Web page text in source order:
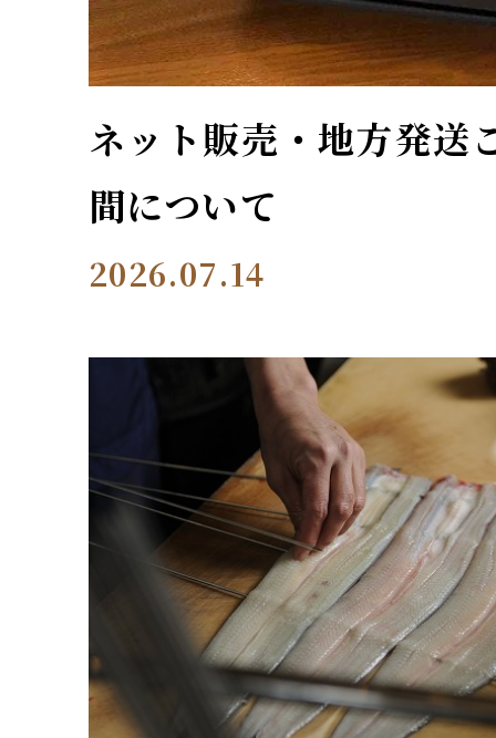
ネット販売・地方発送
間について
2026.07.14